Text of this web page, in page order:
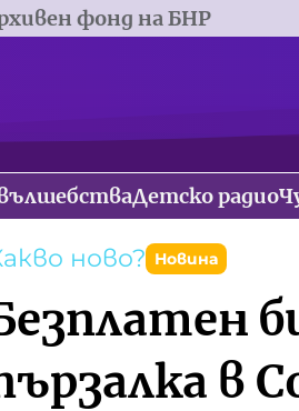
фонд на БНР
Детско радио
ново? Новина
в